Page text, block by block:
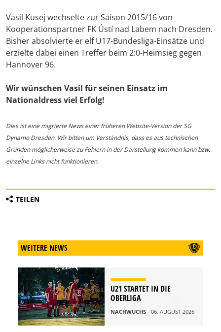
Vasil Kusej wechselte zur Saison 2015/16 von
Kooperationspartner FK Ústí nad Labem nach Dresden.
Bisher absolvierte er elf U17-Bundesliga-Einsätze und
erzielte dabei einen Treffer beim 2:0-Heimsieg gegen
Hannover 96.
Wir wünschen Vasil für seinen Einsatz im
Nationaldress viel Erfolg!
Dies ist eine migrierte News einer früheren Website-Version der SG
Dynamo Dresden. Wir bitten um Verständnis, dass es aus technischen
Gründen möglicherweise zu Fehlern in der Darstellung kommen kann bzw.
einzelne Links nicht funktionieren.
TEILEN
WEITERE NEWS
U21 STARTET IN DIE
OBERLIGA
NACHWUCHS - 06. AUGUST 2026